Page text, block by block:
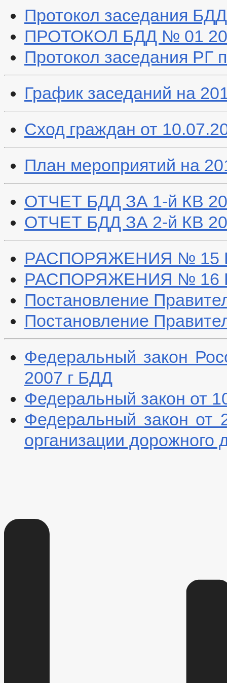
Методические материалы
Формы документов, связанных с
Сведения о доходах, расходах, об имуществе и
Комиссия по соблюдению требований к
_
Правовые акты
Устав
Решения
Проекты к обсуждению
Порядок обжалования НПА
Распоряжения администрации
Постановления администрации
Публичные слушания
Федеральные законы
Бюджет
Бюджет по годам
Отчет об исполнении бюджета
_
Муниципальные услуги
Муниципальные услуги
Нормативно-правовые акты
Стандарты муниципальных услуг
_
Прием граждан
Интернет приемная
График приема граждан
Обзоры обращений граждан
Форма обращений и заявлений
Порядок рассмотрения обращений
Регламент рассмотрения обращений
Протокол заседания
ПРОТОКОЛ БДД № 01
Протокол заседания РГ
График заседаний на
Сход граждан от
План мероприятий на
ОТЧЕТ БДД ЗА 1-й КВ
ОТЧЕТ БДД ЗА 2-й КВ
РАСПОРЯЖЕНИЯ № 15
РАСПОРЯЖЕНИЯ № 16
Постановление
Постановление
Федеральный закон
2007 г БДД
Федеральный закон от
Федеральный закон
организации дорожного